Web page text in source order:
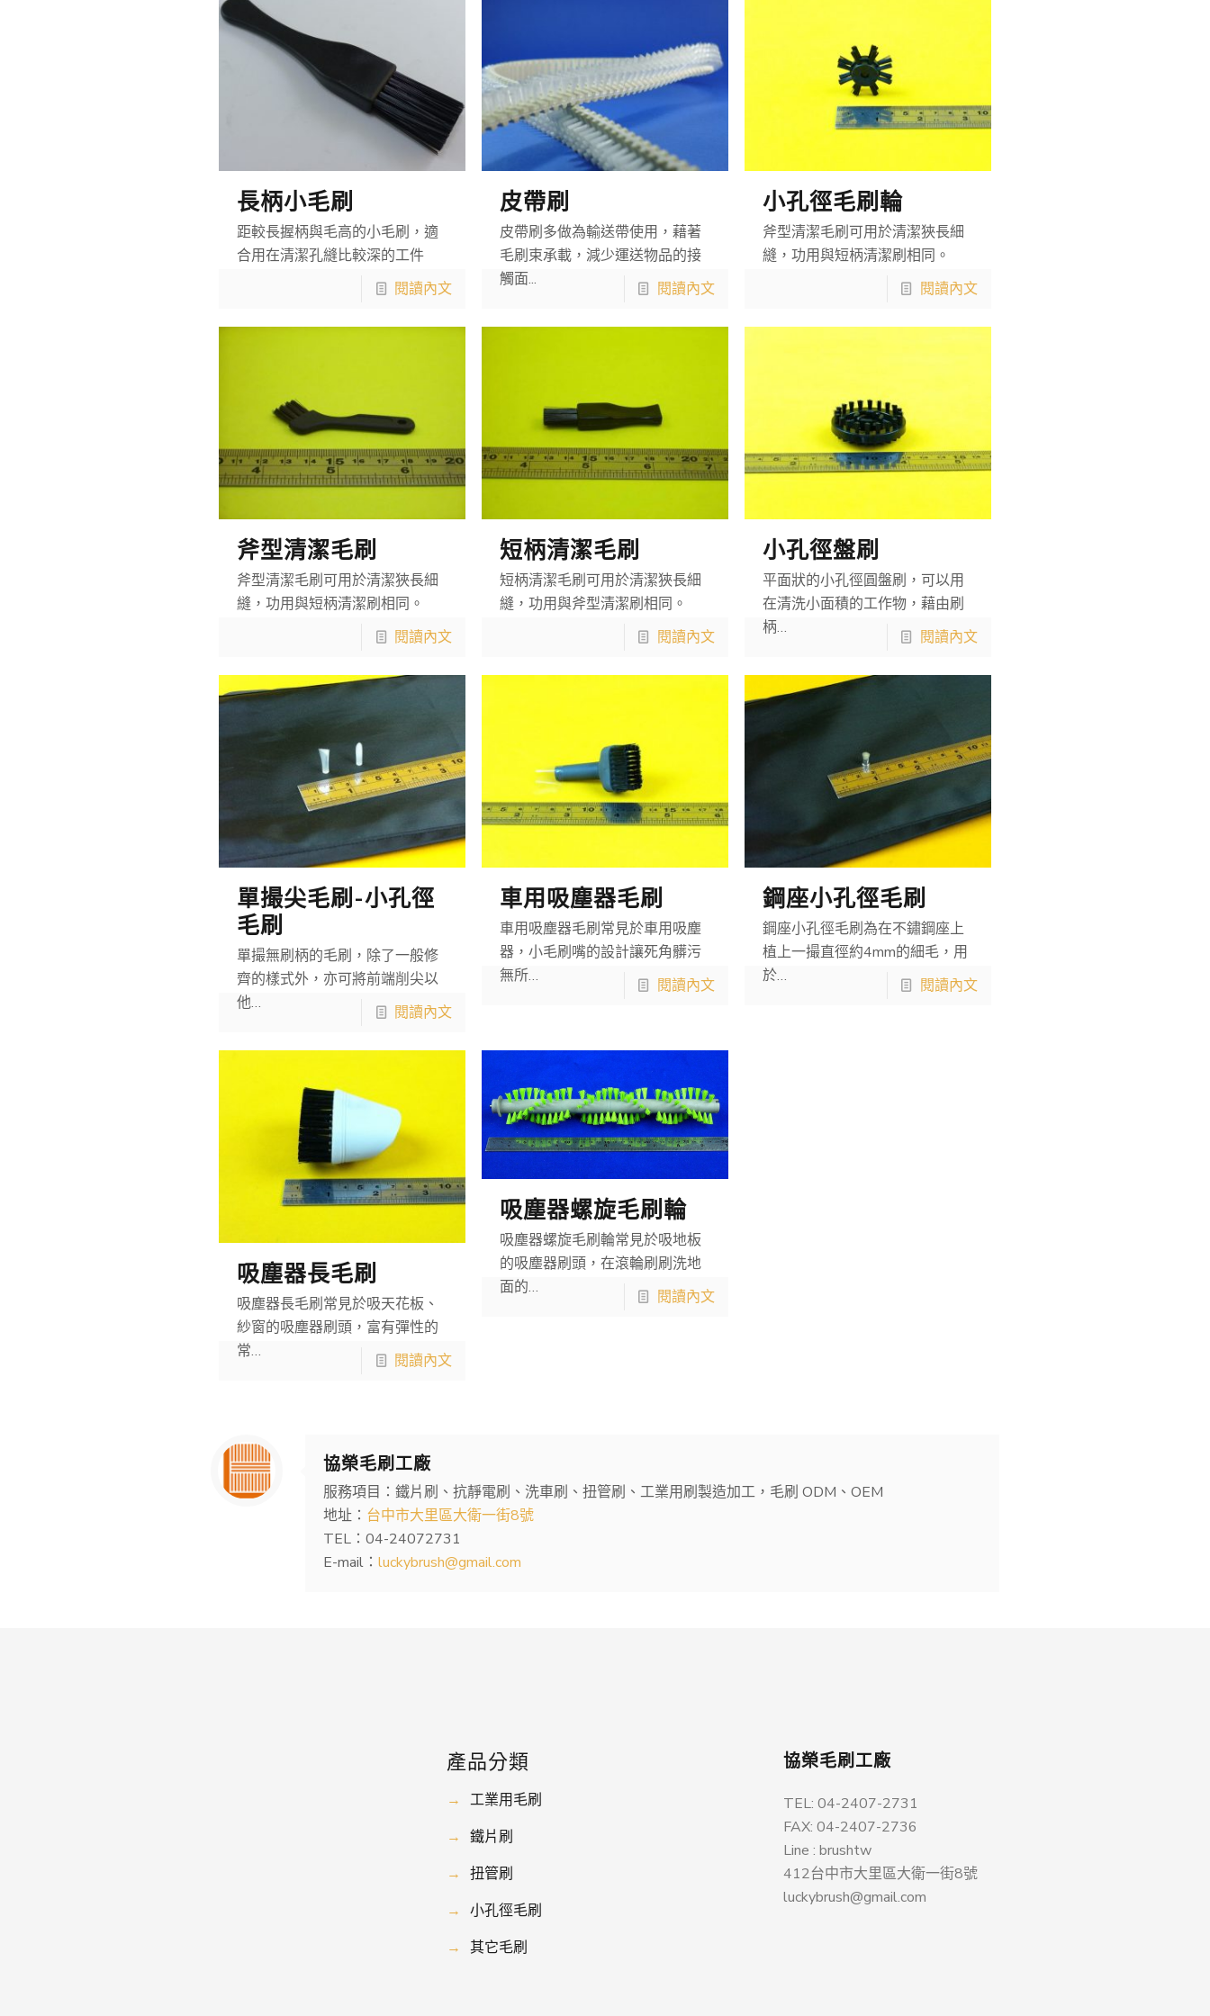
長柄小毛刷
距較長握柄與毛高的小毛刷，適
合用在清潔孔縫比較深的工件
閱讀內文
皮帶刷
皮帶刷多做為輸送帶使用，藉著
毛刷束承載，減少運送物品的接
觸面...
閱讀內文
小孔徑毛刷輪
斧型清潔毛刷可用於清潔狹長細
縫，功用與短柄清潔刷相同。
閱讀內文
斧型清潔毛刷
斧型清潔毛刷可用於清潔狹長細
縫，功用與短柄清潔刷相同。
閱讀內文
短柄清潔毛刷
短柄清潔毛刷可用於清潔狹長細
縫，功用與斧型清潔刷相同。
閱讀內文
小孔徑盤刷
平面狀的小孔徑圓盤刷，可以用
在清洗小面積的工作物，藉由刷
柄…
閱讀內文
單撮尖毛刷-小孔徑
毛刷
單撮無刷柄的毛刷，除了一般修
齊的樣式外，亦可將前端削尖以
他…
閱讀內文
車用吸塵器毛刷
車用吸塵器毛刷常見於車用吸塵
器，小毛刷嘴的設計讓死角髒污
無所…
閱讀內文
鋼座小孔徑毛刷
鋼座小孔徑毛刷為在不鏽鋼座上
植上一撮直徑約4mm的細毛，用
於…
閱讀內文
吸塵器長毛刷
吸塵器長毛刷常見於吸天花板、
紗窗的吸塵器刷頭，富有彈性的
常…
閱讀內文
吸塵器螺旋毛刷輪
吸塵器螺旋毛刷輪常見於吸地板
的吸塵器刷頭，在滾輪刷刷洗地
面的…
閱讀內文
協榮毛刷工廠
服務項目：鐵片刷、抗靜電刷、洗車刷、扭管刷、工業用刷製造加工，毛刷 ODM、OEM
地址： 台中市大里區大衛一街8號
TEL：04-24072731
E-mail：luckybrush@gmail.com
產品分類
→
工業用毛刷
→
鐵片刷
→
扭管刷
→
小孔徑毛刷
→
其它毛刷
協榮毛刷工廠
TEL: 04-2407-2731
FAX: 04-2407-2736
Line : brushtw
412台中市大里區大衛一街8號
luckybrush@gmail.com